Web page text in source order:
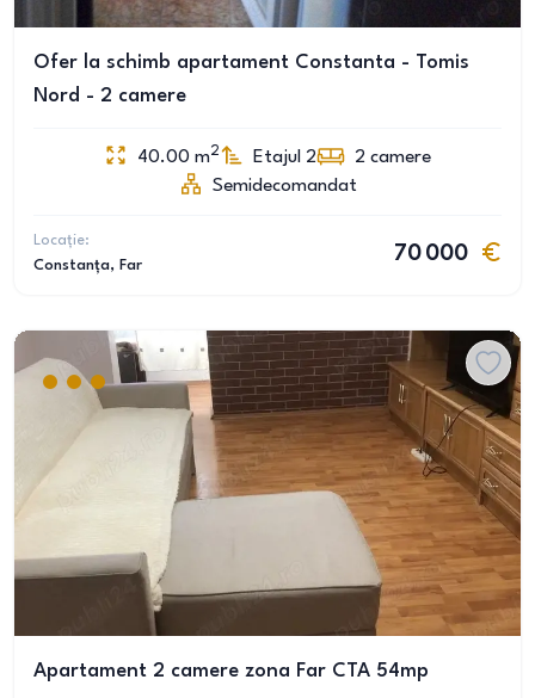
Ofer la schimb apartament Constanta - Tomis
Nord - 2 camere
40.00 m2 Etajul 2 2 camere
Semidecomandat
Locație:
Constanța, Far
70 000
Apartament 2 camere zona Far CTA 54mp